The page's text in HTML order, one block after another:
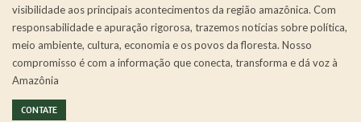
visibilidade aos principais acontecimentos da região amazônica. Com
responsabilidade e apuração rigorosa, trazemos notícias sobre política,
meio ambiente, cultura, economia e os povos da floresta. Nosso
compromisso é com a informação que conecta, transforma e dá voz à
Amazônia
CONTATE